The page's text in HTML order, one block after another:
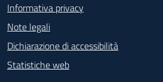
Informativa privacy
Note legali
Dichiarazione di accessibilità
Statistiche web